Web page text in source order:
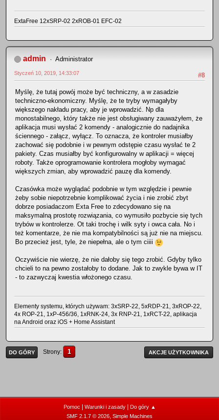
ExtaFree 12xSRP-02 2xROB-01 EFC-02
admin Administrator
#8
Styczeń 10, 2019, 14:33:07
Myślę, że tutaj powój może być techniczny, a w zasadzie
techniczno-ekonomiczny. Myślę, że te tryby wymagałyby
większego nakładu pracy, aby je wprowadzić. Np dla
monostabilnego, który także nie jest obsługiwany zauważyłem, że
aplikacja musi wysłać 2 komendy - analogicznie do nadajnika
ściennego - załącz, wyłącz. To oznacza, że kontroler musiałby
zachować się podobnie i w pewnym odstępie czasu wysłać te 2
pakiety. Czas musiałby być konfigurowalny w aplikacji = więcej
roboty. Także oprogramowanie kontrolera mogłoby wymagać
większych zmian, aby wprowadzić pauzę dla komendy.
Czasówka może wyglądać podobnie w tym względzie i pewnie
żeby sobie niepotrzebnie komplikować życia i nie zrobić zbyt
dobrze posiadaczom Exta Free to zdecydowano się na
maksymalną prostotę rozwiązania, co wymusiło pozbycie się tych
trybów w kontrolerze. Ot taki trochę i wilk syty i owca cała. No i
też komentarze, że nie ma kompatybilności są już nie na miejscu.
Bo przecież jest, tyle, że niepełna, ale o tym ciiii
Oczywiście nie wierzę, że nie dałoby się tego zrobić. Gdyby tylko
chcieli to na pewno zostałoby to dodane. Jak to zwykle bywa w IT
- to zazwyczaj kwestia włożonego czasu.
Elementy systemu, których używam: 3xSRP-22, 5xRDP-21, 3xROP-22,
4x ROP-21, 1xP-456/36, 1xRNK-24, 3x RNP-21, 1xRCT-22, aplikacja
na Android oraz iOS + Home Assistant
DO GÓRY Strony 1 AKCJE UŻYTKOWNIKA
Pomoc Warunki i zasady|
Do góry ▲
SMF 2.1.7 © 2026, Simple Machines